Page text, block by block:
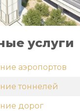
услуги
аэропортов
тоннелей
дорог